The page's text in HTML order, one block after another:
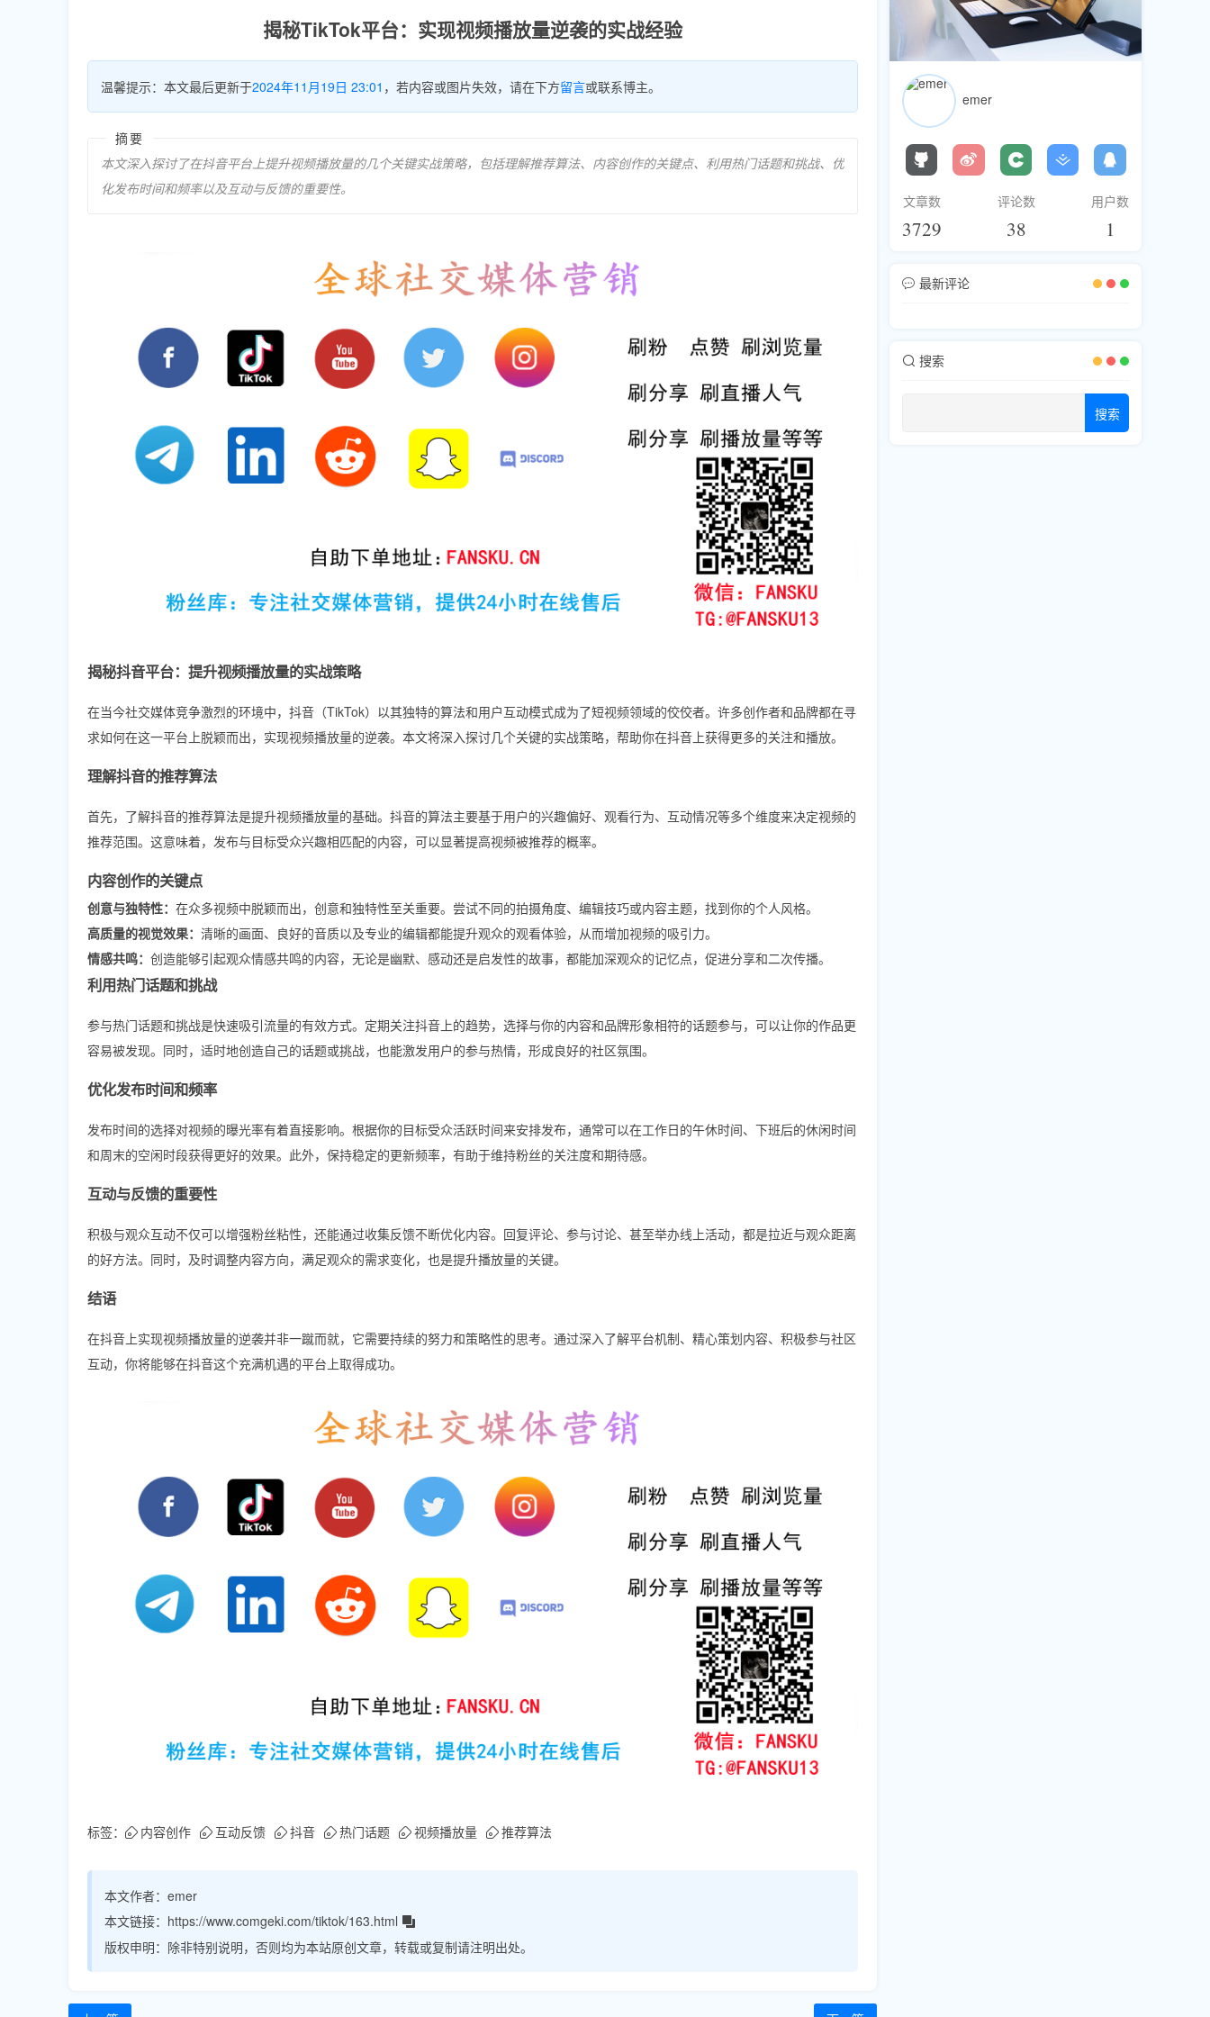
揭秘TikTok平台：实现视频播放量逆袭的实战经验
温馨提示：本文最后更新于2024年11月19日 23:01 ，若内容或图片失效，请在下方留言或联系博主。
摘要
本文深入探讨了在抖音平台上提升视频播放量的几个关键实战策略，包括理解推荐算法、内容创作的关键点、利用热门话题和挑战、优
化发布时间和频率以及互动与反馈的重要性。
揭秘抖音平台：提升视频播放量的实战策略
在当今社交媒体竞争激烈的环境中，抖音（TikTok）以其独特的算法和用户互动模式成为了短视频领域的佼佼者。许多创作者和品牌都在寻
求如何在这一平台上脱颖而出，实现视频播放量的逆袭。本文将深入探讨几个关键的实战策略，帮助你在抖音上获得更多的关注和播放。
理解抖音的推荐算法
首先，了解抖音的推荐算法是提升视频播放量的基础。抖音的算法主要基于用户的兴趣偏好、观看行为、互动情况等多个维度来决定视频的
推荐范围。这意味着，发布与目标受众兴趣相匹配的内容，可以显著提高视频被推荐的概率。
内容创作的关键点
创意与独特性： 在众多视频中脱颖而出，创意和独特性至关重要。尝试不同的拍摄角度、编辑技巧或内容主题，找到你的个人风格。
高质量的视觉效果： 清晰的画面、良好的音质以及专业的编辑都能提升观众的观看体验，从而增加视频的吸引力。
情感共鸣： 创造能够引起观众情感共鸣的内容，无论是幽默、感动还是启发性的故事，都能加深观众的记忆点，促进分享和二次传播。
利用热门话题和挑战
参与热门话题和挑战是快速吸引流量的有效方式。定期关注抖音上的趋势，选择与你的内容和品牌形象相符的话题参与，可以让你的作品更
容易被发现。同时，适时地创造自己的话题或挑战，也能激发用户的参与热情，形成良好的社区氛围。
优化发布时间和频率
发布时间的选择对视频的曝光率有着直接影响。根据你的目标受众活跃时间来安排发布，通常可以在工作日的午休时间、下班后的休闲时间
和周末的空闲时段获得更好的效果。此外，保持稳定的更新频率，有助于维持粉丝的关注度和期待感。
互动与反馈的重要性
积极与观众互动不仅可以增强粉丝粘性，还能通过收集反馈不断优化内容。回复评论、参与讨论、甚至举办线上活动，都是拉近与观众距离
的好方法。同时，及时调整内容方向，满足观众的需求变化，也是提升播放量的关键。
结语
在抖音上实现视频播放量的逆袭并非一蹴而就，它需要持续的努力和策略性的思考。通过深入了解平台机制、精心策划内容、积极参与社区
互动，你将能够在抖音这个充满机遇的平台上取得成功。
标签： 内容创作 互动反馈 抖音 热门话题 视频播放量 推荐算法
本文作者： emer
本文链接： https://www.comgeki.com/tiktok/163.html
版权申明： 除非特别说明，否则均为本站原创文章，转载或复制请注明出处。
emer
文章数
3729
评论数
38
用户数
1
最新评论
搜索
搜索